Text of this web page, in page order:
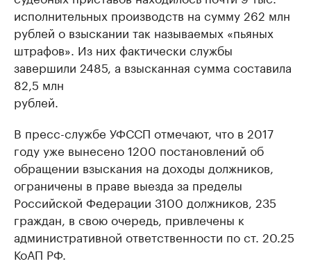
исполнительных производств на сумму 262 млн
рублей о взыскании так называемых «пьяных
штрафов». Из них фактически службы
завершили 2485, а взысканная сумма составила
82,5 млн
рублей.
В пресс-службе УФССП отмечают, что в 2017
году уже вынесено 1200 постановлений об
обращении взыскания на доходы должников,
ограничены в праве выезда за пределы
Российской Федерации 3100 должников, 235
граждан, в свою очередь, привлечены к
административной ответственности по ст. 20.25
КоАП РФ.